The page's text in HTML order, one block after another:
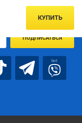
КУПИТЬ
об акцияx и
ПОДПИСАТЬСЯ
bot